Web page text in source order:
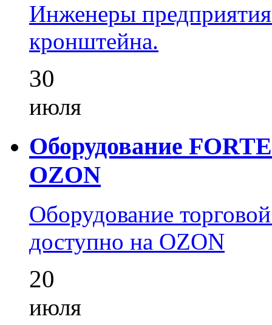
Инженеры
кронштейна.
30
июля
Оборудование
OZON
Оборудование
доступно на OZON
20
июля